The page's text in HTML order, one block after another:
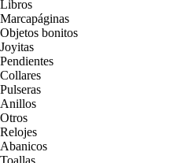
Libros
Marcapáginas
Objetos bonitos
Joyitas
Pendientes
Collares
Pulseras
Anillos
Otros
Relojes
Abanicos